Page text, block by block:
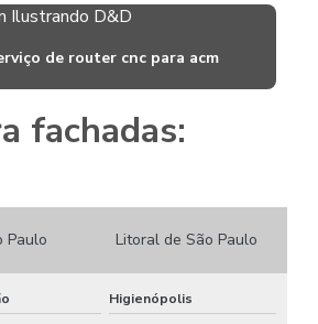
pvc expandido
stands sp
de router cnc para acm
fachadas:
Paulo Litoral de São Paulo
Higienópolis